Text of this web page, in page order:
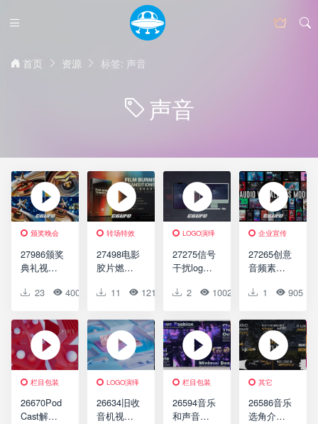
首页 资源 标签: 声音
声音
颁奖晚会
27986颁奖
典礼视频
版Awards
Star
Awards
Show //
Awards
23 4008 0 0
转场特效
27498电影
胶片燃烧
过渡达芬
Film Burns
Transitions
& FX Pack
for
DaVinci
Resolve
11 1210 0 0
LOGO演绎
27275信号
干扰logo
AE模版
Youtube
LOGO
2 1002 0 0
企业宣传
27265创意
音频素材
板Audio
Pack
1 905
栏目包装
26670Pod
Cast解释
LOGO演绎
26634旧收
音机视频
栏目包装
26594音乐
和声音可
其它
26586音乐
选角介绍